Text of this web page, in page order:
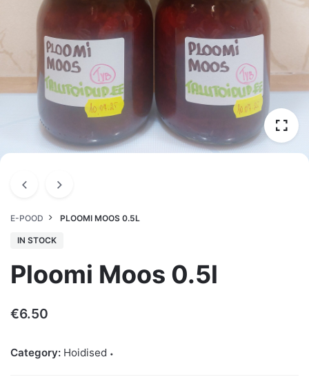
E-POOD PLOOMI MOOS 0.5L
IN STOCK
Ploomi Moos 0.5l
€6.50
Category: Hoidised